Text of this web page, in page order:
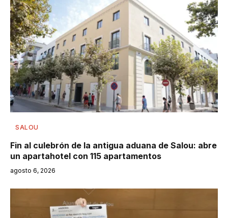
SALOU
Fin al culebrón de la antigua aduana de Salou: abre
un apartahotel con 115 apartamentos
agosto 6, 2026